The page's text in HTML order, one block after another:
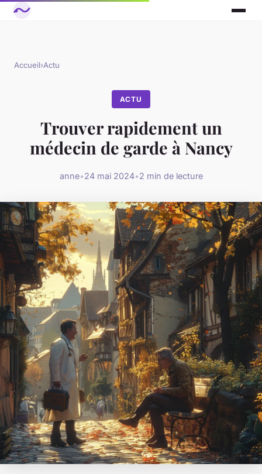
Accueil›Actu
ACTU
Trouver rapidement un
médecin de garde à Nancy
anne•24 mai 2024•2 min de lecture